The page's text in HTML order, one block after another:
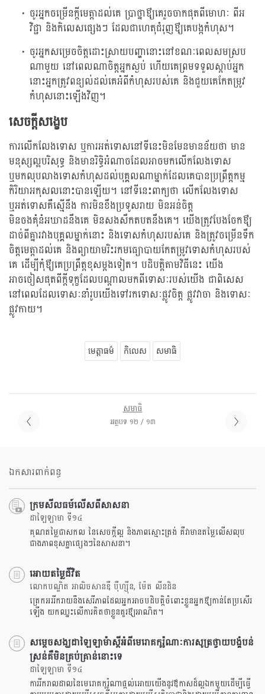
ចូរអ្នកចម្រើនក្តីមេត្តាដល់គេ ប្រាថ្នាឳ្យគេរួចចាកផុតពីមោហៈ ពីអ
វិជ្ជា និងកិលេសផ្សេងៗ ដែលជាហេតុជំរុញឳ្យគេបង្កកំហុស។
ចូរអ្នកសម្រេចចិត្តដោះស្រាយបញ្ហានោះនៅខណៈពេលសមស្រប
ណាមួយ នៅពេលណាចិត្តអ្នកស្ងប់ ហើយគេព្រមទទួលស្តាប់អ្នក
នោះអ្នកត្រូវពន្យល់ដល់គេអំពីកំហុសរបស់គេ និងជួយគេកែតម្រូវ
កំហុសនោះឡើងវិញ។
សេចក្តីសង្ខេប
ការលើកលែងទោស ឬការអត់ទោសនៅទីនេះមិនមែនមានន័យថា មាន
មនុស្សល្អបរិសុទ្ធ និងមានរិទ្ធិអំណាចដែលអាចមកលើកលែងទោស
ឬមកលុបលាងទោសកំហុសដល់បុគ្គលណាម្នាក់ដែលគេបានប្រព្រឹត្តកម្ម
កិរិយាអកុសលនោះបានឡើយ។ នៅទីនេះពាក្យថា លើកលែងទោស
ឬអត់ទោសគឺស្មើនឹង ការមិនខឹងប្រទូសរាយ មិនអន់ចិត្ត
មិនចងគុំនំអឃាដនឹងគេ មិនសងសឹកតបតនឹងគេ។ យើងត្រូវបែងចែកឳ្យ
ដាច់ពីគ្នារវាងបុគ្គលម្នាក់នោះ និងទោសកំហុសរបស់គេ និងត្រូវចម្រើនទឹក
ចិត្តមេត្តាដល់គេ និងព្យាយាមរិះរកមធ្យោបាយកែតម្រូវទោសកំហុសរបស់
គេ ដើម្បីកុំឳ្យគេប្រព្រឹត្តខុសម្តងទៀត។ បដិបត្តិតាមវិធីនេះ យើង
អាចចៀសផុតពីក្តីទុក្ខដែលបណ្តាលមកពីទោសៈរបស់យើង ជាពិសេស
នៅពេលដែលទោសៈនាំរូបយើងទៅរកទោសៈផ្លូវចិត្ត ផ្លូវវាចា និងទោសៈ
ផ្លូវកាយ។
មេត្តាធម៌ កិលេស សមាធិ
សមាធិ
អត្ថបទ ១២ / ១៣
ឯកសារពាក់ពន្ធ
ក្រមសីលធម៍លើសពីសាសនា
ដាឡៃឡាមា ទី១៤
គុណតម្លៃជាសកល នៃសេចក្តីល្អ និងភាពស្មោះត្រង់ គឺវាមានតម្លៃលើសលុប
ជាងភាពខុសគ្នាផ្សេងៗនៃសាសនា។
អោយតម្លៃជីវិត
លោកបណ្ឌិត អាលិចសានឌឺ បុឺហ្សុីន, ម៉ែត លីនដិន
ត្រេកអររីករាយនឹងសេរីភាពដែលអ្នកអាចបដិបត្តិចំពោះខ្លួនអ្នកឳ្យកាន់តែប្រសើរ
ឡើង យកឈ្នះលើការគិតថាខ្លួនគួរឳ្យអាណិត។
សម្តេចសង្ឃដាឡៃឡាម៉ាស្តីអំពីមេរោគកូរ៉ូណាៈការសូត្រថ្វាយបង្គំបន់
ស្រន់គឺមិនគ្រប់គ្រាន់នោះទេ
ដាឡៃឡាមា ទី១៤
ការរីករាលដាលនៃមេរោគកូរ៉ូណាផ្តល់អោយយើងនូវឪកាសដ៏ល្អឯកមួយដើម្បីធ្វើ